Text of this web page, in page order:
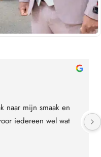
naar mijn smaak en
iedereen wel wat